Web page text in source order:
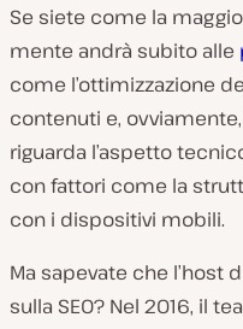
Se siete come la
mente andrà subito alle
come l’ottimizzazione
contenuti e,
riguarda l’aspetto
con fattori come la
con i dispositivi mobili.
Ma sapevate che l’host
sulla SEO? Nel 2016, il